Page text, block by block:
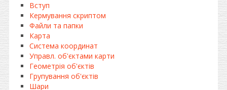
Вступ
Кермування скриптом
Файли та папки
Карта
Система координат
Управл. об'єктами карти
Геометрія об'єктів
Групування об'єктів
Шари